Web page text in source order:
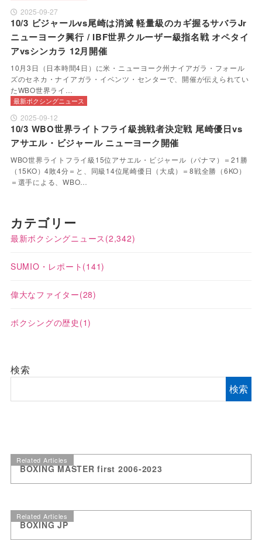
2025-09-27
10/3 ビジャールvs尾崎は消滅 軽量級のカギ握るサバラJr
ニューヨーク興行 / IBF世界クルーザー級指名戦 オペタイ
アvsシンカラ 12月開催
10月3日（日本時間4日）に米・ニューヨーク州ナイアガラ・フォール
ズのセネカ・ナイアガラ・イベンツ・センターで、開催が伝えられてい
たWBO世界ライ…
最新ボクシングニュース
2025-09-12
10/3 WBO世界ライトフライ級挑戦者決定戦 尾崎優日vs
アサエル・ビジャール ニューヨーク開催
WBO世界ライトフライ級15位アサエル・ビジャール（パナマ）＝21勝
（15KO）4敗4分＝と、同級14位尾崎優日（大成）＝8戦全勝（6KO）
＝選手による、WBO…
カテゴリー
最新ボクシングニュース (2,342)
SUMIO・レポート (141)
偉大なファイター(28)
ボクシングの歴史 (1)
検索
検索
Related Articles
BOXING MASTER first 2006-2023
Related Articles
BOXING JP